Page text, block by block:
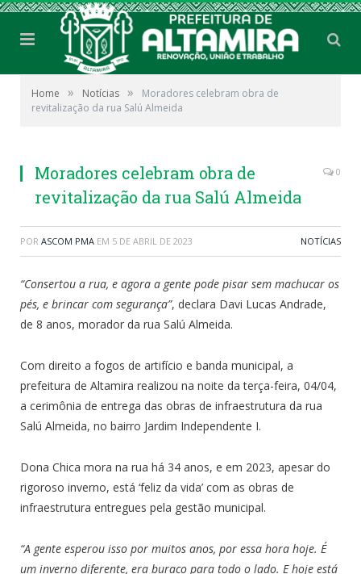
Home » Notícias »
Moradores celebram obra de
revitalização da rua Salú Almeida
Moradores celebram obra de
revitalização da rua Salú Almeida
0
POR ASCOM PMA EM 5 DE ABRIL DE 2023 NOTÍCIAS
“Consertou a rua, e agora a gente pode pisar sem machucar os
pés, e brincar com segurança”, declara Davi Lucas Andrade,
de 8 anos, morador da rua Salú Almeida.
Com direito a fogos de artifício e banda municipal, a
prefeitura de Altamira realizou na noite da terça-feira, 04/04,
a cerimônia de entrega das obras de infraestrutura da rua
Salú Almeida, no bairro Jardim Independente I.
Dona Chica mora na rua há 34 anos, e em 2023, apesar do
rigoroso inverno, está ‘feliz da vida’ com as obras de
infraestrutura entregues pela gestão municipal.
“A gente esperou isso por muitos anos, por essa hora hoje. É
um inverno diferente, era buraco para todo o lado. E hoje está